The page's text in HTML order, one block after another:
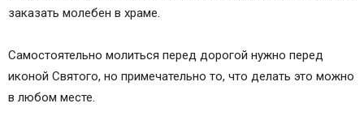
заказать молебен в храме.
Самостоятельно молиться перед дорогой нужно перед
иконой Святого, но примечательно то, что делать это можно
в любом месте.